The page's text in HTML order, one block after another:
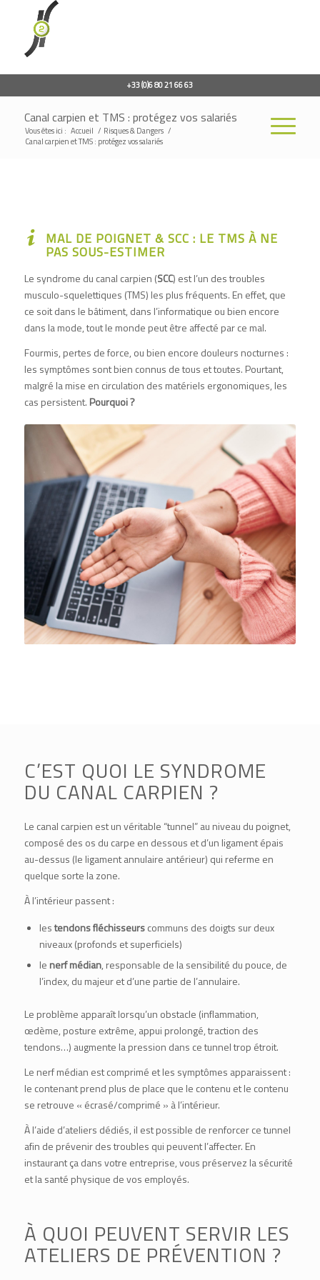
+33 (0)6 80 21 66 63
Canal carpien et TMS : protégez vos salariés
Vous êtes ici : Accueil / Risques & Dangers /
Canal carpien et TMS : protégez vos salariés
MAL DE POIGNET & SCC : LE TMS À NE
PAS SOUS-ESTIMER
Le syndrome du canal carpien (SCC) est l’un des troubles
musculo-squelettiques (TMS) les plus fréquents. En effet, que
ce soit dans le bâtiment, dans l’informatique ou bien encore
dans la mode, tout le monde peut être affecté par ce mal.
Fourmis, pertes de force, ou bien encore douleurs nocturnes :
les symptômes sont bien connus de tous et toutes. Pourtant,
malgré la mise en circulation des matériels ergonomiques, les
cas persistent. Pourquoi ?
C’EST QUOI LE SYNDROME
DU CANAL CARPIEN ?
Le canal carpien est un véritable “tunnel” au niveau du poignet,
composé des os du carpe en dessous et d’un ligament épais
au-dessus (le ligament annulaire antérieur) qui referme en
quelque sorte la zone.
À l’intérieur passent :
lestendons fléchisseurscommuns des doigts sur deux
niveaux (profonds et superficiels)
le nerf médian, responsable de la sensibilité du pouce, de
l’index, du majeur et d’une partie de l’annulaire.
Le problème apparaît lorsqu’un obstacle (inflammation,
œdème, posture extrême, appui prolongé, traction des
tendons…) augmente la pression dans ce tunnel trop étroit.
Le nerf médian est comprimé et les symptômes apparaissent :
le contenant prend plus de place que le contenu et le contenu
se retrouve « écrasé/comprimé » à l’intérieur.
À l’aide d’ateliers dédiés, il est possible de renforcer ce tunnel
afin de prévenir des troubles qui peuvent l’affecter. En
instaurant ça dans votre entreprise, vous préservez la sécurité
et la santé physique de vos employés.
À QUOI PEUVENT SERVIR LES
ATELIERS DE PRÉVENTION ?